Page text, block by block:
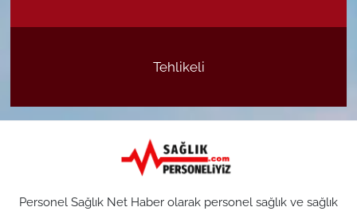
Tehlikeli
Personel Sağlık Net Haber olarak personel sağlık ve sağlık